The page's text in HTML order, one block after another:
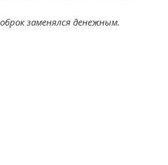
заменялся денежным.